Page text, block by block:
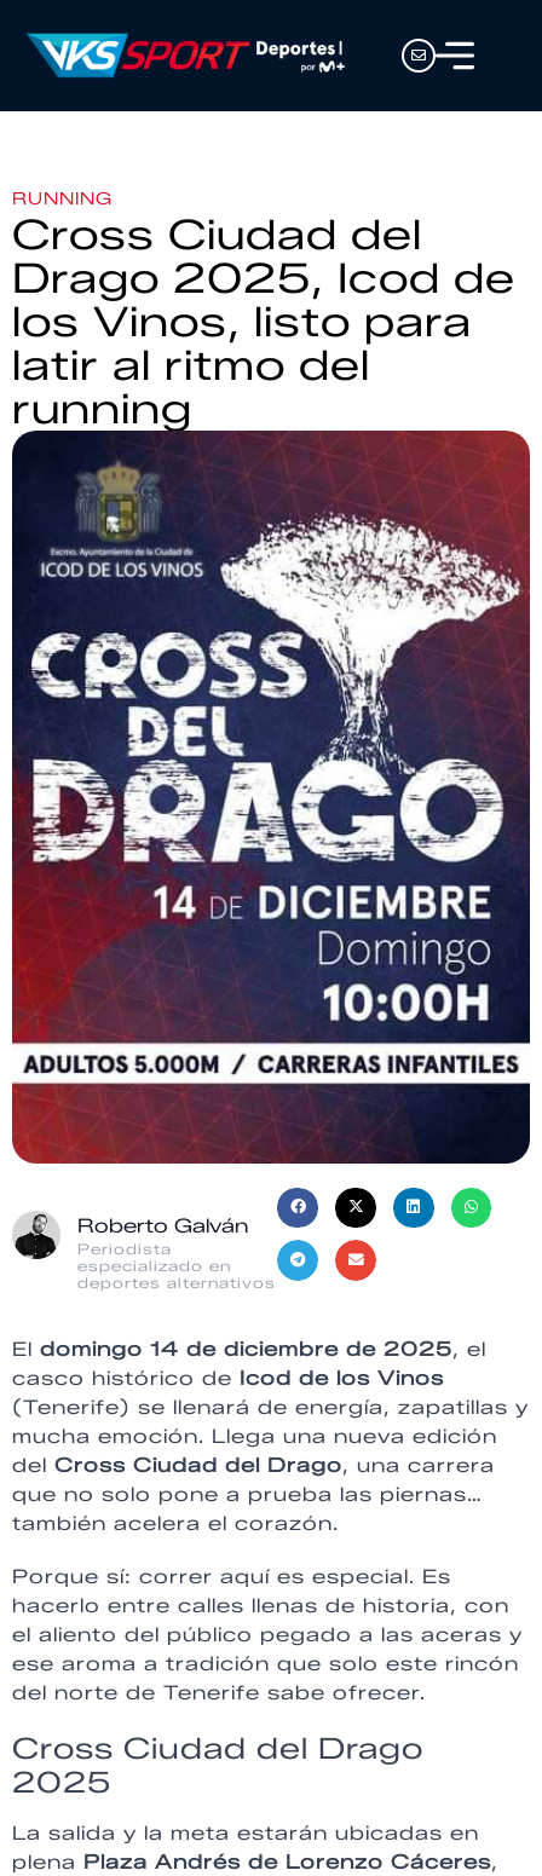
RUNNING
Cross Ciudad del
Drago 2025, Icod de
los Vinos, listo para
latir al ritmo del
running
Roberto Galván
Periodista
especializado en
deportes alternativos
El domingo 14 de diciembre de 2025, el
casco histórico de
Icod de los Vinos
(Tenerife) se llenará de energía, zapatillas y
mucha emoción. Llega una nueva edición
del Cross Ciudad del Drago, una carrera
que no solo pone a prueba las piernas…
también acelera el corazón.
Porque sí: correr aquí es especial. Es
hacerlo entre calles llenas de historia, con
el aliento del público pegado a las aceras y
ese aroma a tradición que solo este rincón
del norte de Tenerife sabe ofrecer.
Cross Ciudad del Drago
2025
La salida y la meta estarán ubicadas en
plena Plaza Andrés de Lorenzo Cáceres,